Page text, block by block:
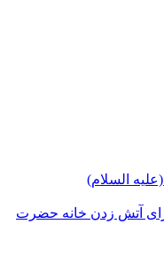
السلام)
آتش زدن خانه حضرت